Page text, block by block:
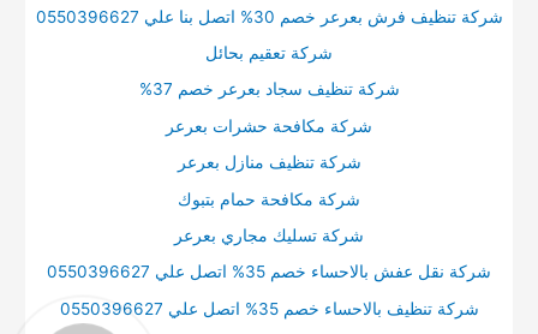
شركة تنظيف فرش بعرعر خصم 30% اتصل بنا علي 0550396627
شركة تعقيم بحائل
شركة تنظيف سجاد بعرعر خصم 37%
شركة مكافحة حشرات بعرعر
شركة تنظيف منازل بعرعر
شركة مكافحة حمام بتبوك
شركة تسليك مجاري بعرعر
شركة نقل عفش بالاحساء خصم 35% اتصل علي 0550396627
شركة تنظيف بالاحساء خصم 35% اتصل علي 0550396627